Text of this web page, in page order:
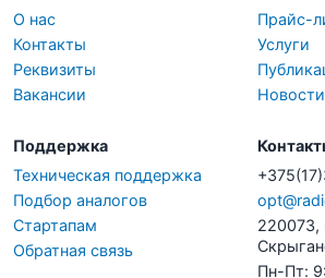
О нас
Контакты
Реквизиты
Вакансии
Прайс-
Услуги
Новости
Поддержка
Техническая поддержка
Подбор аналогов
Стартапам
Обратная связь
220073,
Пн-Пт: